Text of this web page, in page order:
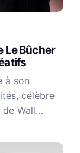
Le Bûcher
à son
célèbre
de Wall…